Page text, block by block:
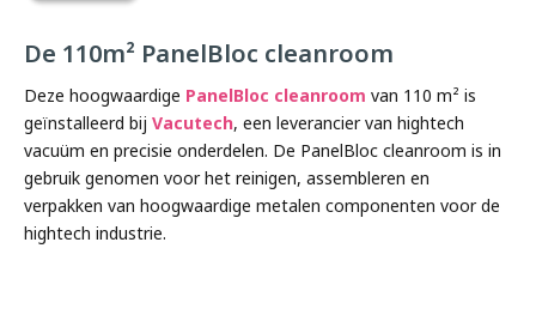
De 110m² PanelBloc cleanroom
Deze hoogwaardige PanelBloc cleanroom van 110 m² is
geïnstalleerd bij Vacutech, een leverancier van hightech
vacuüm en precisie onderdelen. De PanelBloc cleanroom is in
gebruik genomen voor het reinigen, assembleren en
verpakken van hoogwaardige metalen componenten voor de
hightech industrie.